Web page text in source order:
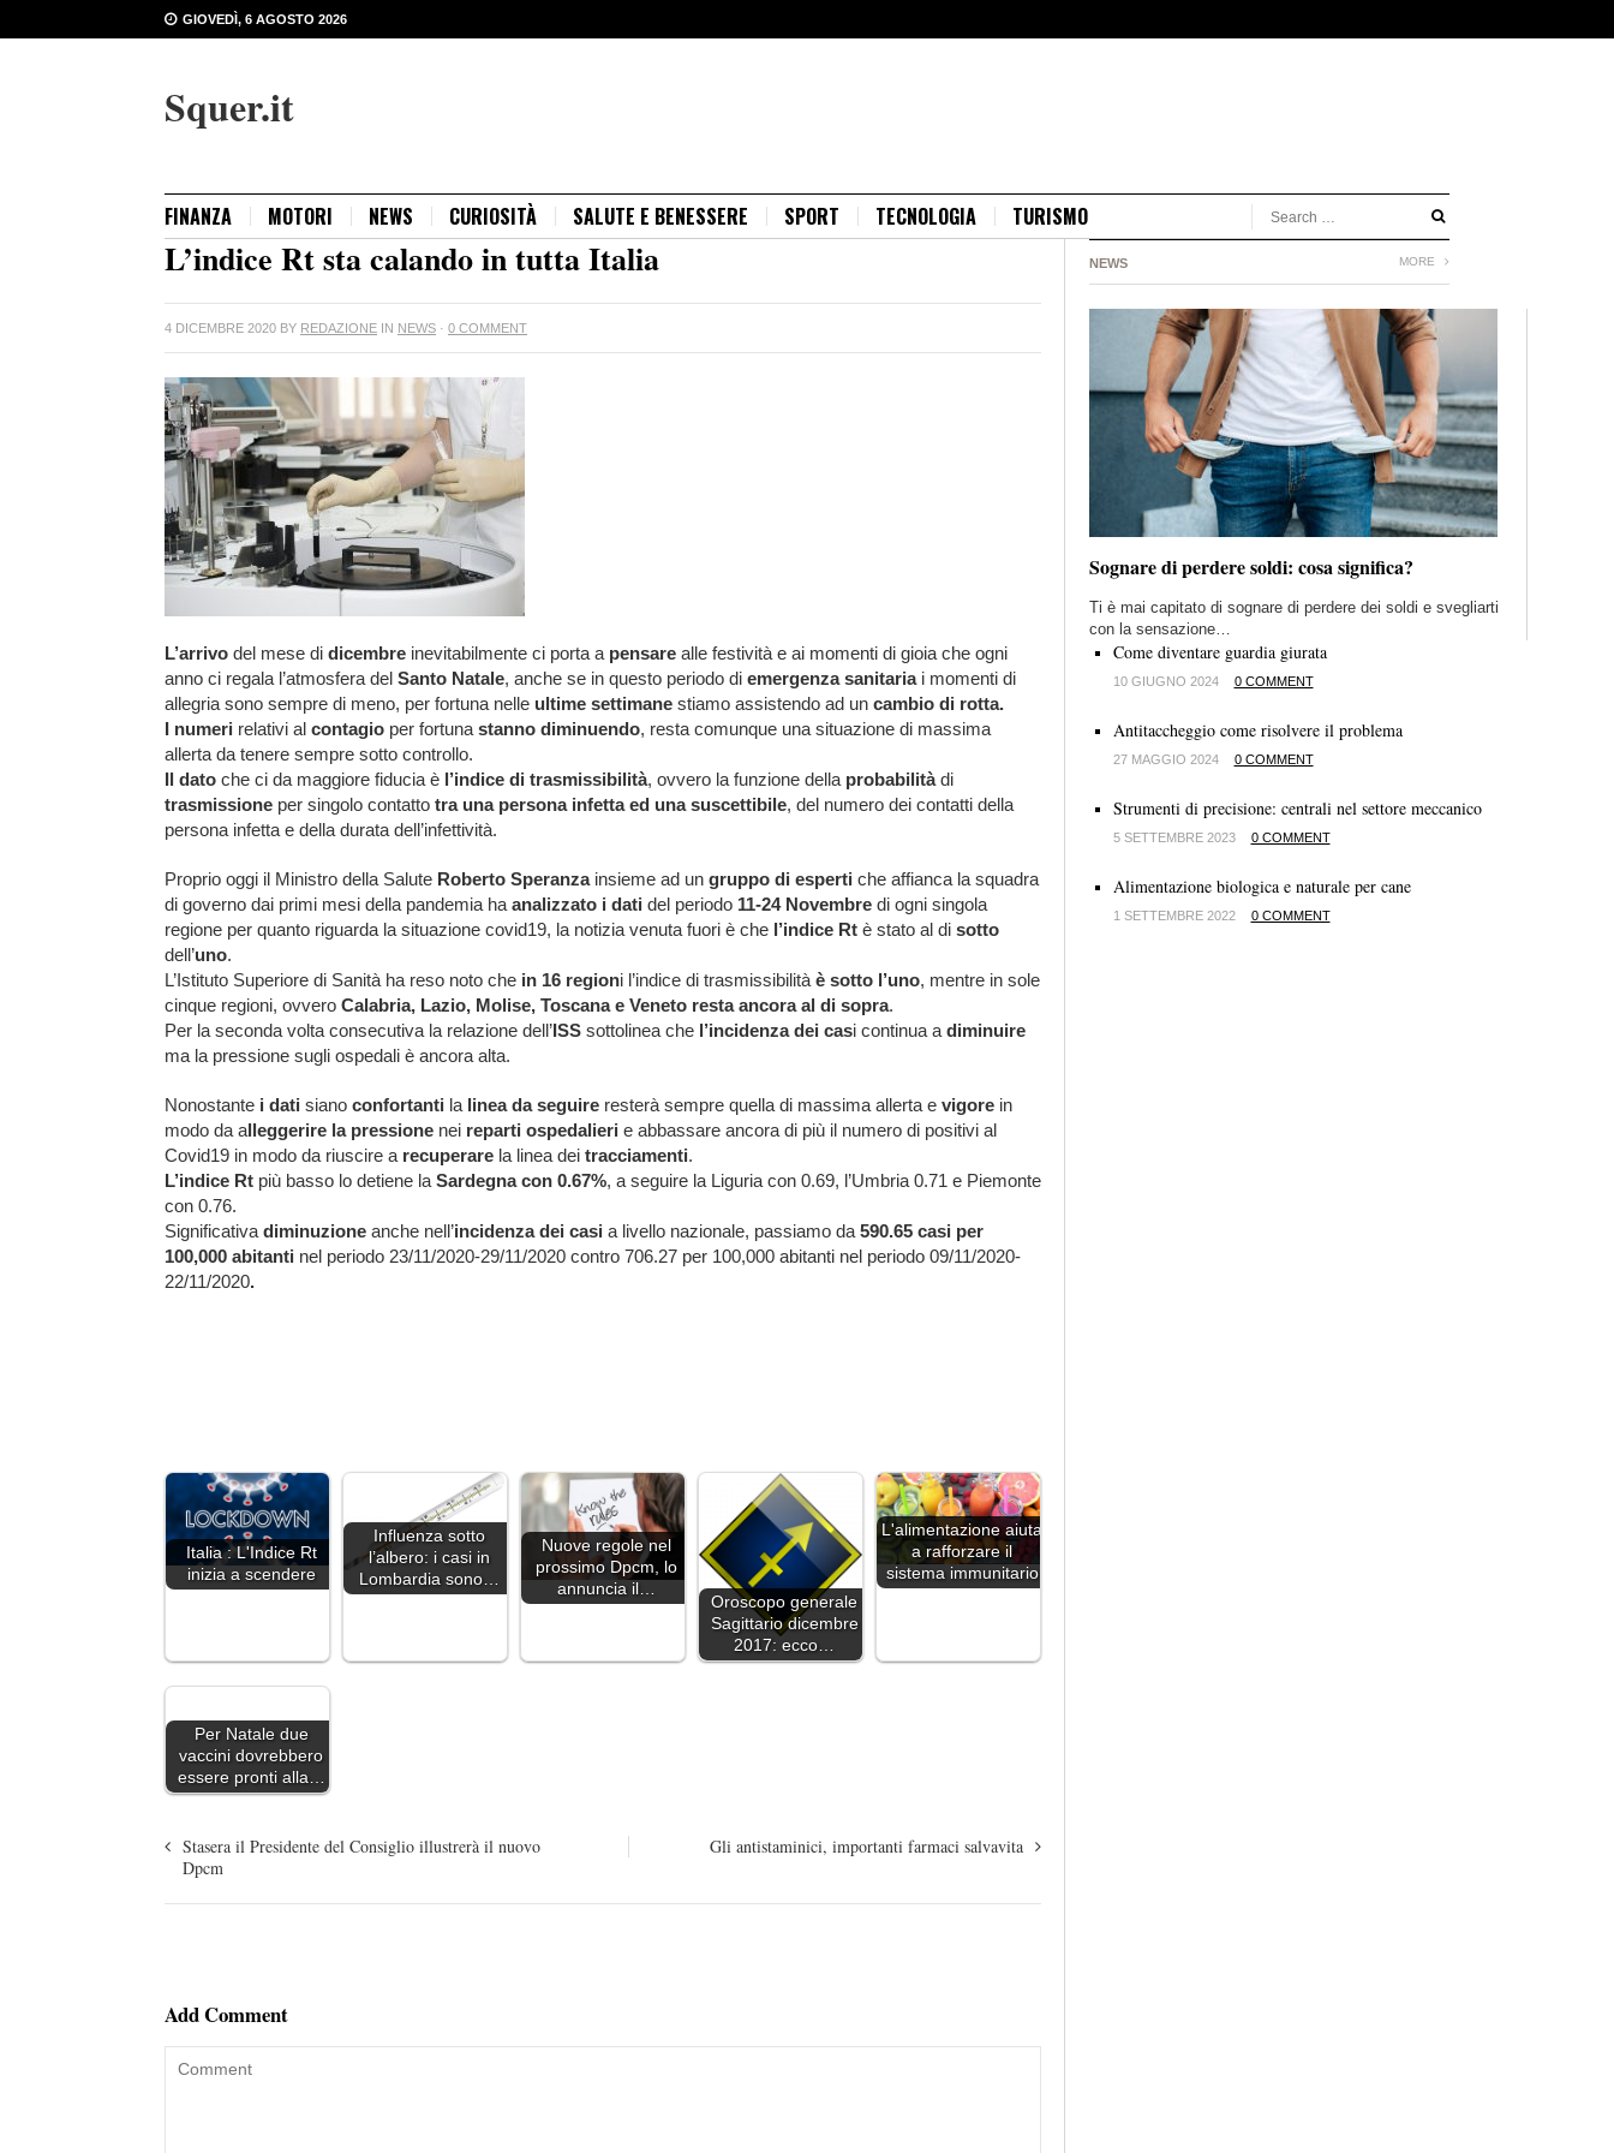
GIOVEDÌ, 6 AGOSTO 2026
Squer.it
FINANZA MOTORI NEWS CURIOSITÀ SALUTE E BENESSERE SPORT TECNOLOGIA TURISMO
L’indice Rt sta calando in tutta Italia
4 DICEMBRE 2020 BY REDAZIONE IN NEWS · 0 COMMENT
L’arrivo del mese di dicembre inevitabilmente ci porta a pensare alle festività e ai momenti di gioia che ogni
anno ci regala l’atmosfera del Santo Natale, anche se in questo periodo di emergenza sanitariai momenti di
allegria sono sempre di meno, per fortuna nelle ultime settimane stiamo assistendo ad un cambio di rotta.
I numeri relativi al contagio per fortuna stanno diminuendo, resta comunque una situazione di massima
allerta da tenere sempre sotto controllo.
Il dato che ci da maggiore fiducia è l’indice di trasmissibilità, ovvero la funzione della probabilitàdi
trasmissione per singolo contatto tra una persona infetta ed una suscettibile, del numero dei contatti della
persona infetta e della durata dell’infettività.
Proprio oggi il Ministro della Salute Roberto Speranzainsieme ad un gruppo di esperti che affianca la squadra
di governo dai primi mesi della pandemia ha analizzato i dati del periodo 11-24 Novembre di ogni singola
regione per quanto riguarda la situazione covid19, la notizia venuta fuori è che l’indice Rt è stato al di sotto
dell’uno.
L’Istituto Superiore di Sanità ha reso noto che in 16 regioni l’indice di trasmissibilità è sotto l’uno, mentre in sole
cinque regioni, ovvero Calabria, Lazio, Molise, Toscana e Veneto resta ancora al di sopra.
Per la seconda volta consecutiva la relazione dell’ISS sottolinea che l’incidenza dei casi continua a diminuire
ma la pressione sugli ospedali è ancora alta.
Nonostante i dati siano confortanti la linea da seguire resterà sempre quella di massima allerta e vigore in
modo da alleggerire la pressione nei reparti ospedalieri e abbassare ancora di più il numero di positivi al
Covid19 in modo da riuscire a recuperare la linea dei tracciamenti.
L’indice Rt più basso lo detiene la Sardegna con 0.67%, a seguire la Liguria con 0.69, l’Umbria 0.71 e Piemonte
con 0.76.
Significativa diminuzione anche nell’incidenza dei casi a livello nazionale, passiamo da 590.65 casi per
100,000 abitanti nel periodo 23/11/2020-29/11/2020 contro 706.27 per 100,000 abitanti nel periodo 09/11/2020-
22/11/2020.
Italia : L'Indice Rt
inizia a scendere
Influenza sotto
l’albero: i casi in
Lombardia sono…
Nuove regole nel
prossimo Dpcm, lo
annuncia il…
Oroscopo generale
Sagittario dicembre
2017: ecco…
L'alimentazione aiuta
a rafforzare il
sistema immunitario
Per Natale due
vaccini dovrebbero
essere pronti alla…
Stasera il Presidente del Consiglio illustrerà il nuovo
Dpcm
Gli antistaminici, importanti farmaci salvavita
Add Comment
NEWS MORE
Sognare di perdere soldi: cosa significa?
Ti è mai capitato di sognare di perdere dei soldi e svegliarti
con la sensazione…
Come diventare guardia giurata
10 GIUGNO 2024 0 COMMENT
Antitaccheggio come risolvere il problema
27 MAGGIO 2024 0 COMMENT
Strumenti di precisione: centrali nel settore meccanico
5 SETTEMBRE 2023 0 COMMENT
Alimentazione biologica e naturale per cane
1 SETTEMBRE 2022 0 COMMENT